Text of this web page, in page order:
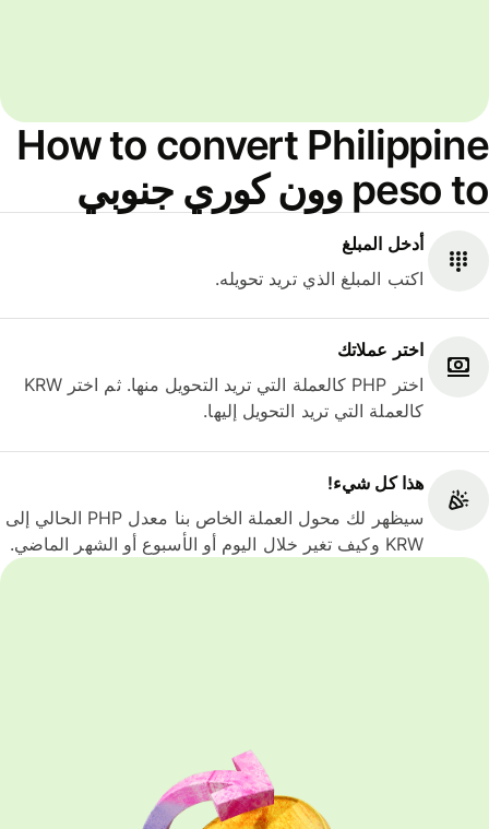
How to convert Philippine
peso to وون كوري جنوبي
أدخل المبلغ
اكتب المبلغ الذي تريد تحويله.
اختر عملاتك
اختر PHP كالعملة التي تريد التحويل منها. ثم اختر KRW
كالعملة التي تريد التحويل إليها.
هذا كل شيء‎!
سيظهر لك محول العملة الخاص بنا معدل PHP الحالي إلى
KRW وكيف تغير خلال اليوم أو الأسبوع أو الشهر الماضي.